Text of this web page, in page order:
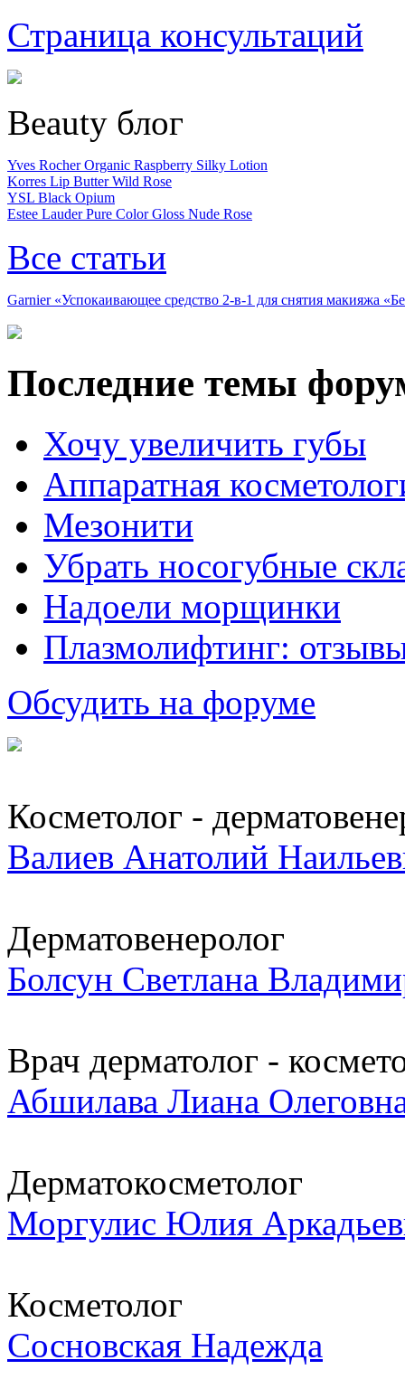
Страница консультаций
Beauty блог
Yves Rocher Organic Raspberry Silky Lotion
Korres Lip Butter Wild Rose
YSL Black Opium
Estee Lauder Pure Color Gloss Nude Rose
Все статьи
Garnier «Успокаивающее средство 2-в-1 для снятия макияжа
Последние темы
Хочу увеличить губы
Аппаратная
Мезонити
Убрать носогубные
Надоели морщинки
Плазмолифтинг:
Обсудить на форуме
Косметолог -
Валиев Анатолий
Дерматовенеролог
Болсун Светлана
Врач дерматолог -
Абшилава Лиана
Дерматокосметолог
Моргулис Юлия
Косметолог
Сосновская Надежда